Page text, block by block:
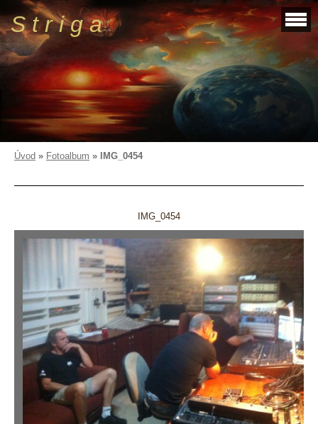
S t r i g a
Úvod » Fotoalbum » IMG_0454
IMG_0454